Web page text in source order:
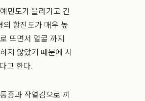
민도가 올라가고 긴
항진도가 매우 높
뜨면서 얼굴 까지
지 않았기 때문에 시
고 한다.
증과 작열감으로 끼